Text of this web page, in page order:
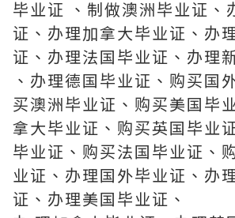
毕业证 、制做澳洲毕业证、
证、办理加拿大毕业证、办
证、办理法国毕业证、办理
、办理德国毕业证、购买国
买澳洲毕业证、购买美国毕
拿大毕业证、购买英国毕业
毕业证、购买法国毕业证、
业证、办理国外毕业证、办
证、办理美国毕业证、